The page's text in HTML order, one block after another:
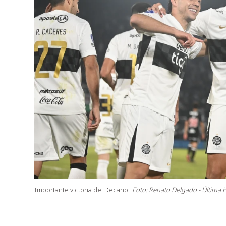
Importante victoria del Decano. Foto: Renato Delgado - Última